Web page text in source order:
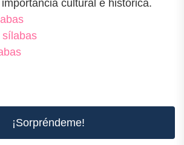
cultural e histórica.
sílabas
¡Sorpréndeme!